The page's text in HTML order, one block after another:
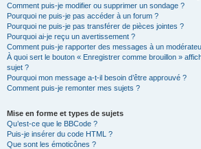
Comment puis-je modifier ou supprimer un sondage ?
Pourquoi ne puis-je pas accéder à un forum ?
Pourquoi ne puis-je pas transférer de pièces jointes ?
Pourquoi ai-je reçu un avertissement ?
Comment puis-je rapporter des messages à un
À quoi sert le bouton « Enregistrer comme brouillon »
sujet ?
Pourquoi mon message a-t-il besoin d’être approuvé ?
Comment puis-je remonter mes sujets ?
Mise en forme et types de sujets
Qu’est-ce que le BBCode ?
Puis-je insérer du code HTML ?
Que sont les émoticônes ?